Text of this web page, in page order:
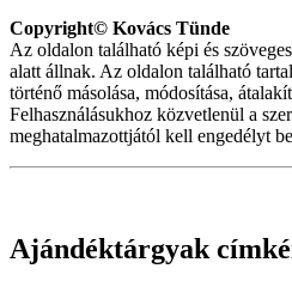
Copyright© Kovács Tünde
Az oldalon található képi és
alatt állnak. Az oldalon található
történő másolása, módosítása,
Felhasználásukhoz közvetlenül a
meghatalmazottjától kell engedélyt
Ajándéktárgyak